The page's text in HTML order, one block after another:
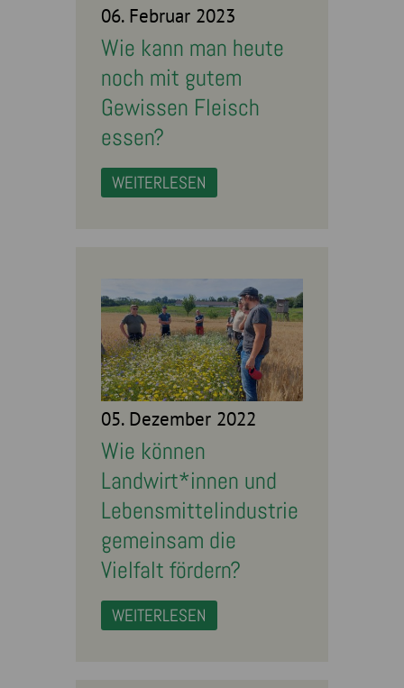
06. Februar 2023
Wie kann man heute
noch mit gutem
Gewissen Fleisch
essen?
WEITERLESEN
05. Dezember 2022
Wie können
Landwirt*innen und
Lebensmittelindustrie
gemeinsam die
Vielfalt fördern?
WEITERLESEN